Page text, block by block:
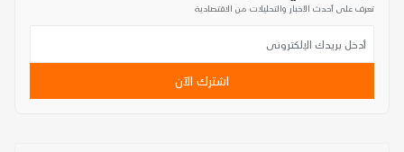
تعرف على أحدث الأخبار والتحليلات من الاقتصادية
اشترك الآن